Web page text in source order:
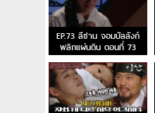
EP.73 ลีซาน จอมบัลลังก์
พลิกแผ่นดิน ตอนที่ 73